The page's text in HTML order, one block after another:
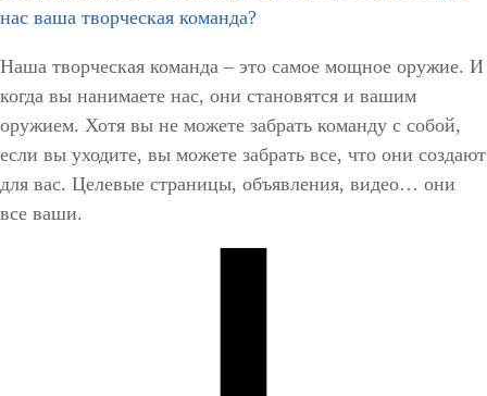
нас ваша творческая команда?
Наша творческая команда – это самое мощное оружие. И
когда вы нанимаете нас, они становятся и вашим
оружием. Хотя вы не можете забрать команду с собой,
если вы уходите, вы можете забрать все, что они создают
для вас. Целевые страницы, объявления, видео… они
все ваши.